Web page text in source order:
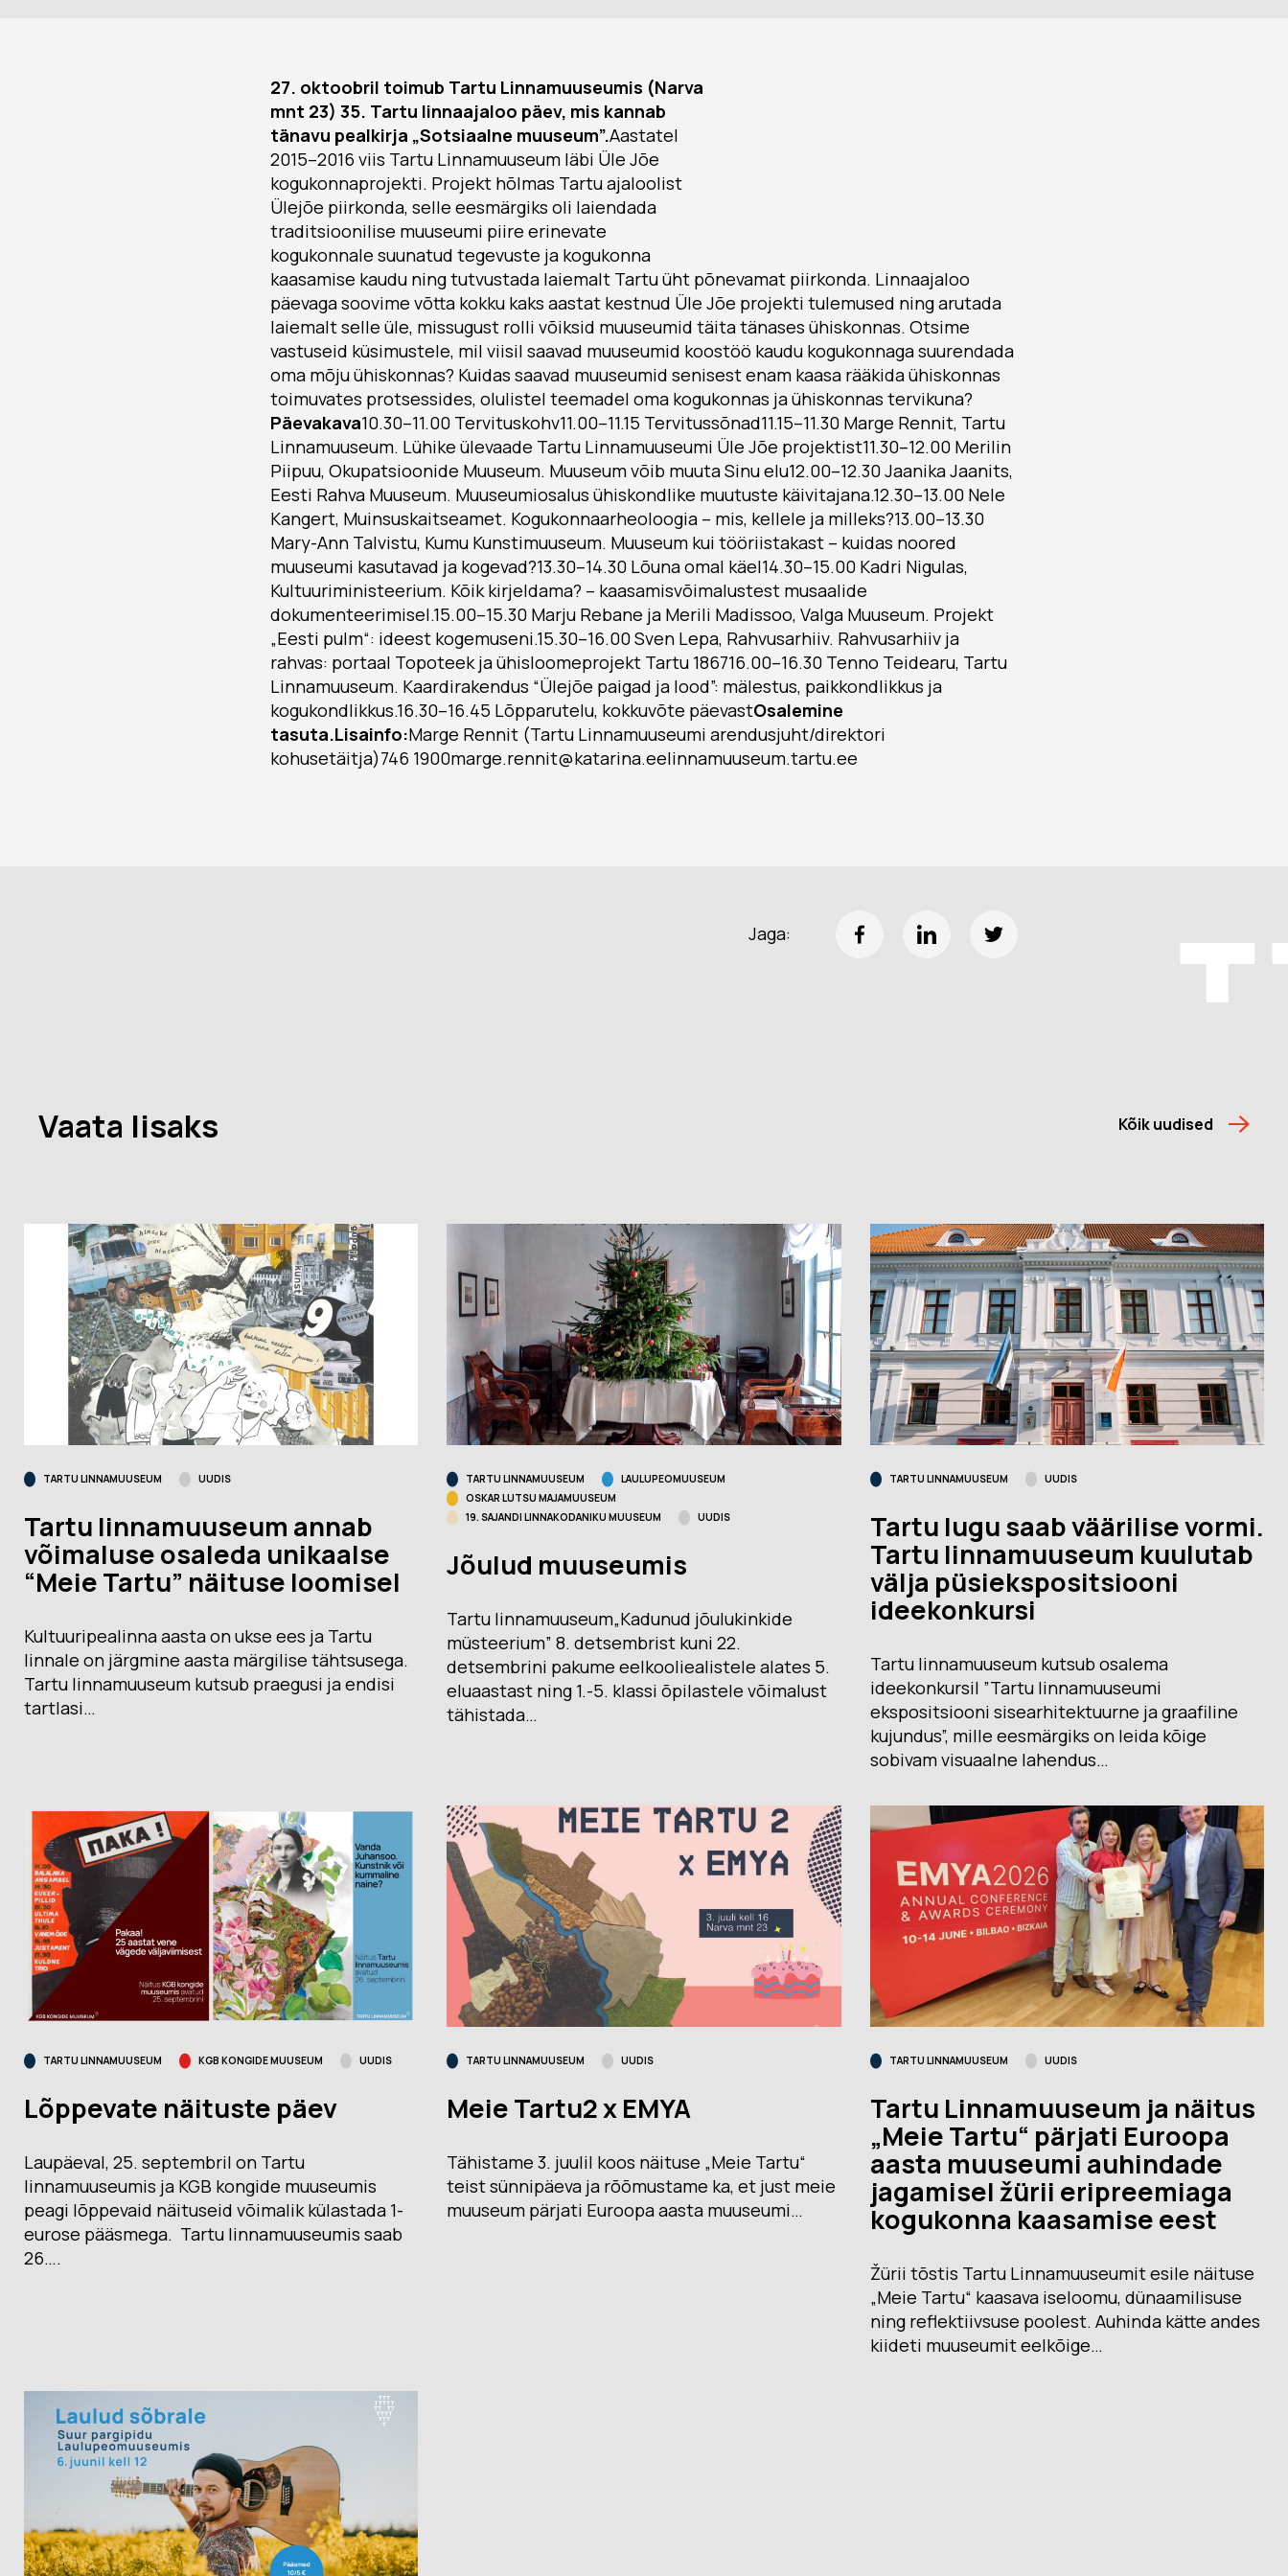
27. oktoobril toimub Tartu Linnamuuseumis (Narva
mnt 23) 35. Tartu linnaajaloo päev, mis kannab
tänavu pealkirja „Sotsiaalne muuseum”.Aastatel
2015–2016 viis Tartu Linnamuuseum läbi Üle Jõe
kogukonnaprojekti. Projekt hõlmas Tartu ajaloolist
Ülejõe piirkonda, selle eesmärgiks oli laiendada
traditsioonilise muuseumi piire erinevate
kogukonnale suunatud tegevuste ja kogukonna
kaasamise kaudu ning tutvustada laiemalt Tartu üht põnevamat piirkonda. Linnaajaloo
päevaga soovime võtta kokku kaks aastat kestnud Üle Jõe projekti tulemused ning arutada
laiemalt selle üle, missugust rolli võiksid muuseumid täita tänases ühiskonnas. Otsime
vastuseid küsimustele, mil viisil saavad muuseumid koostöö kaudu kogukonnaga suurendada
oma mõju ühiskonnas? Kuidas saavad muuseumid senisest enam kaasa rääkida ühiskonnas
toimuvates protsessides, olulistel teemadel oma kogukonnas ja ühiskonnas tervikuna?
Päevakava10.30–11.00 Tervituskohv11.00–11.15 Tervitussõnad11.15–11.30 Marge Rennit, Tartu
Linnamuuseum. Lühike ülevaade Tartu Linnamuuseumi Üle Jõe projektist11.30–12.00 Merilin
Piipuu, Okupatsioonide Muuseum. Muuseum võib muuta Sinu elu12.00–12.30 Jaanika Jaanits,
Eesti Rahva Muuseum. Muuseumiosalus ühiskondlike muutuste käivitajana.12.30–13.00 Nele
Kangert, Muinsuskaitseamet. Kogukonnaarheoloogia – mis, kellele ja milleks?13.00–13.30
Mary-Ann Talvistu, Kumu Kunstimuuseum. Muuseum kui tööriistakast – kuidas noored
muuseumi kasutavad ja kogevad?13.30–14.30 Lõuna omal käel14.30–15.00 Kadri Nigulas,
Kultuuriministeerium. Kõik kirjeldama? – kaasamisvõimalustest musaalide
dokumenteerimisel.15.00–15.30 Marju Rebane ja Merili Madissoo, Valga Muuseum. Projekt
„Eesti pulm“: ideest kogemuseni.15.30–16.00 Sven Lepa, Rahvusarhiiv. Rahvusarhiiv ja
rahvas: portaal Topoteek ja ühisloomeprojekt Tartu 186716.00–16.30 Tenno Teidearu, Tartu
Linnamuuseum. Kaardirakendus “Ülejõe paigad ja lood”: mälestus, paikkondlikkus ja
kogukondlikkus.16.30–16.45 Lõpparutelu, kokkuvõte päevastOsalemine
tasuta.Lisainfo:Marge Rennit (Tartu Linnamuuseumi arendusjuht/direktori
kohusetäitja)746 1900marge.rennit@katarina.eelinnamuuseum.tartu.ee
Jaga:
Vaata lisaks Kõik uudised
TARTU LINNAMUUSEUM UUDIS
Tartu linnamuuseum annab
võimaluse osaleda unikaalse
“Meie Tartu” näituse loomisel
Kultuuripealinna aasta on ukse ees ja Tartu
linnale on järgmine aasta märgilise tähtsusega.
Tartu linnamuuseum kutsub praegusi ja endisi
tartlasi…
TARTU LINNAMUUSEUM
LAULUPEOMUUSEUM
OSKAR LUTSU MAJAMUUSEUM
19. SAJANDI LINNAKODANIKU MUUSEUM
UUDIS
Jõulud muuseumis
Tartu linnamuuseum„Kadunud jõulukinkide
müsteerium” 8. detsembrist kuni 22.
detsembrini pakume eelkooliealistele alates 5.
eluaastast ning 1.-5. klassi õpilastele võimalust
tähistada…
TARTU LINNAMUUSEUM UUDIS
Tartu lugu saab väärilise vormi.
Tartu linnamuuseum kuulutab
välja püsiekspositsiooni
ideekonkursi
Tartu linnamuuseum kutsub osalema
ideekonkursil ”Tartu linnamuuseumi
ekspositsiooni sisearhitektuurne ja graafiline
kujundus”, mille eesmärgiks on leida kõige
sobivam visuaalne lahendus…
TARTU LINNAMUUSEUM KGB KONGIDE MUUSEUM UUDIS
Lõppevate näituste päev
Laupäeval, 25. septembril on Tartu
linnamuuseumis ja KGB kongide muuseumis
peagi lõppevaid näituseid võimalik külastada 1-
eurose pääsmega. Tartu linnamuuseumis saab
26….
TARTU LINNAMUUSEUM UUDIS
Meie Tartu2 x EMYA
Tähistame 3. juulil koos näituse „Meie Tartu“
teist sünnipäeva ja rõõmustame ka, et just meie
muuseum pärjati Euroopa aasta muuseumi…
TARTU LINNAMUUSEUM UUDIS
Tartu Linnamuuseum ja näitus
„Meie Tartu“ pärjati Euroopa
aasta muuseumi auhindade
jagamisel žürii eripreemiaga
kogukonna kaasamise eest
Žürii tõstis Tartu Linnamuuseumit esile näituse
„Meie Tartu“ kaasava iseloomu, dünaamilisuse
ning reflektiivsuse poolest. Auhinda kätte andes
kiideti muuseumit eelkõige…